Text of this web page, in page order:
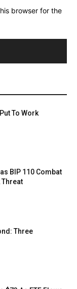
browser for the
To Work
BIP 110 Combat
Three